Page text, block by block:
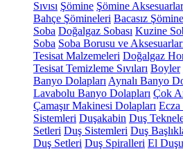
Sıvısı Şömine Şömine
Bahçe Şömineleri Bacasız
Soba Doğalgaz Sobası Kuzine
Soba Soba Borusu ve
Tesisat Malzemeleri Doğalgaz
Tesisat Temizleme Sıvıları Boyler
Banyo Dolapları Aynalı Banyo
Lavabolu Banyo Dolapları Çok
Çamaşır Makinesi Dolapları Ecza
Sistemleri Duşakabin Duş
Setleri Duş Sistemleri Duş
Duş Setleri Duş Spiralleri El Duşu